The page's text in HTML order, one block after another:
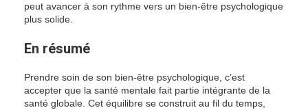
peut avancer à son rythme vers un bien-être psychologique
plus solide.
En résumé
Prendre soin de son bien-être psychologique, c’est
accepter que la santé mentale fait partie intégrante de la
santé globale. Cet équilibre se construit au fil du temps,